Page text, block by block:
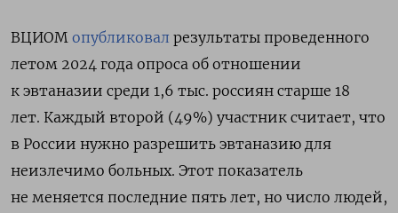
ВЦИОМ опубликовал результаты проведенного
летом 2024 года опроса об отношении
к эвтаназии среди 1,6 тыс. россиян старше 18
лет. Каждый второй (49%) участник считает, что
в России нужно разрешить эвтаназию для
неизлечимо больных. Этот показатель
не меняется последние пять лет, но число людей,